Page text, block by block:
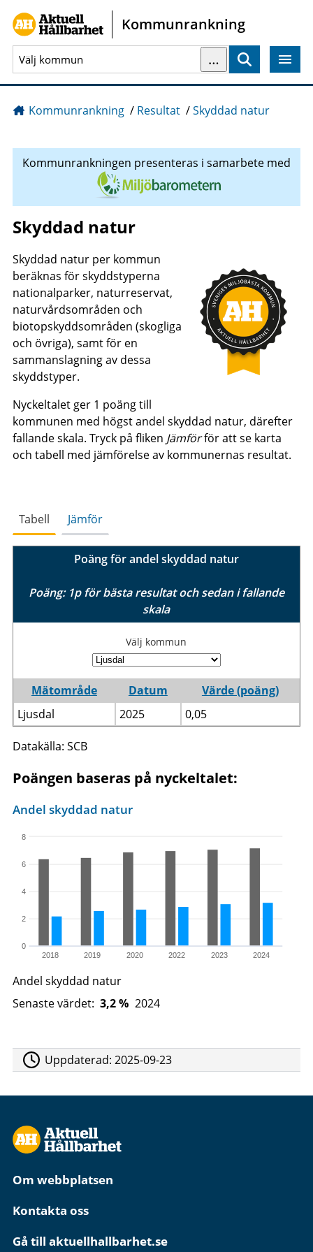
Gå direkt till sidans innehåll
Kommunrankning
…
Kommunrankning / Resultat /Skyddad natur
Kommunrankningen presenteras i samarbete med
Skyddad natur
Skyddad natur per kommun
beräknas för skyddstyperna
nationalparker, naturreservat,
naturvårdsområden och
biotopskyddsområden (skogliga
och övriga), samt för en
sammanslagning av dessa
skyddstyper.
Nyckeltalet ger 1 poäng till
kommunen med högst andel skyddad natur, därefter
fallande skala. Tryck på fliken Jämförför att se karta
och tabell med jämförelse av kommunernas resultat.
Tabell Jämför
Poäng för andel skyddad natur
Poäng: 1p för bästa resultat och sedan i fallande
skala
Välj kommun
Mätområde Datum
Värde (poäng)
Ljusdal
2025 0,05
Datakälla: SCB
Poängen baseras på nyckeltalet:
2018 2019 2020 2022 2023 2024
0
2
4
6
8
Andel skyddad natur
Andel skyddad natur
Senaste värdet: 3,2 % 2024
Uppdaterad:2025-09-23
Om webbplatsen
Kontakta oss
Gå till aktuellhallbarhet.se